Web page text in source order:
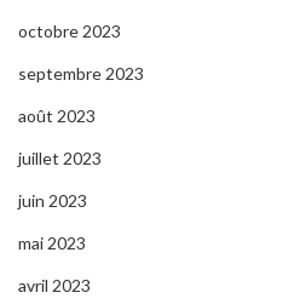
octobre 2023
septembre 2023
août 2023
juillet 2023
juin 2023
mai 2023
avril 2023